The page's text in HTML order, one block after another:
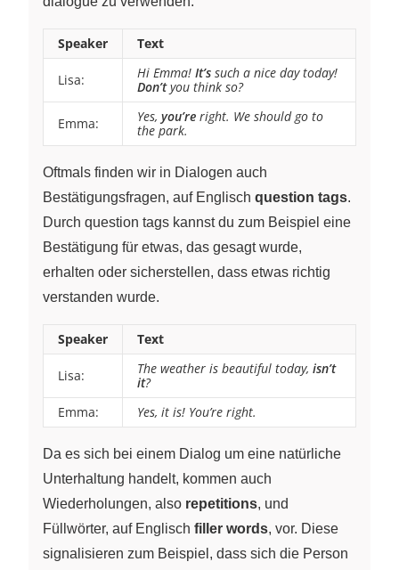
Speaker Text
Lisa: Hi Emma! It’s such a nice day today!
Don’tyou think so?
Emma: Yes, you’re right. We should go to
the park.
Oftmals finden wir in Dialogen auch
Bestätigungsfragen, auf Englisch question tags.
Durch question tags kannst du zum Beispiel eine
Bestätigung für etwas, das gesagt wurde,
erhalten oder sicherstellen, dass etwas richtig
verstanden wurde.
Speaker Text
Lisa: The weather is beautiful today, isn’t
it?
Emma:
Yes, it is! You’re right.
Da es sich bei einem Dialog um eine natürliche
Unterhaltung handelt, kommen auch
Wiederholungen, also repetitions, und
Füllwörter, auf Englisch filler words, vor. Diese
signalisieren zum Beispiel, dass sich die Person